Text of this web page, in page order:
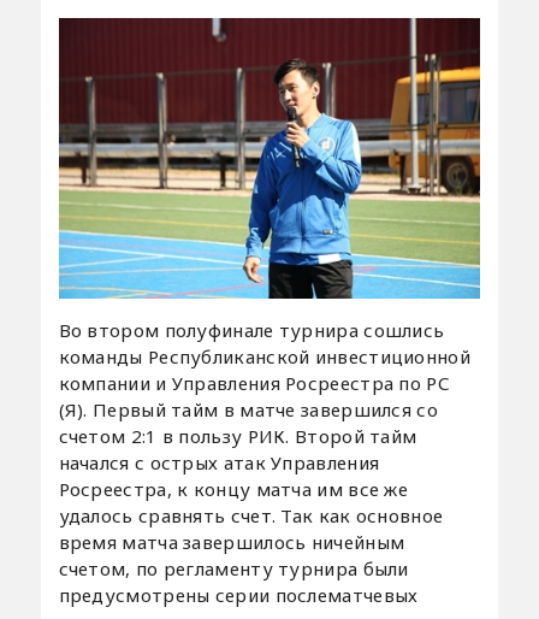
Во втором полуфинале турнира сошлись
команды Республиканской инвестиционной
компании и Управления Росреестра по РС
(Я). Первый тайм в матче завершился со
счетом 2:1 в пользу РИК. Второй тайм
начался с острых атак Управления
Росреестра, к концу матча им все же
удалось сравнять счет. Так как основное
время матча завершилось ничейным
счетом, по регламенту турнира были
предусмотрены серии послематчевых